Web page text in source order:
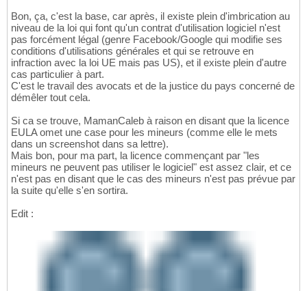
Bon, ça, c'est la base, car après, il existe plein d'imbrication au
niveau de la loi qui font qu'un contrat d'utilisation logiciel n'est
pas forcément légal (genre Facebook/Google qui modifie ses
conditions d'utilisations générales et qui se retrouve en
infraction avec la loi UE mais pas US), et il existe plein d'autre
cas particulier à part.
C'est le travail des avocats et de la justice du pays concerné de
démêler tout cela.
Si ca se trouve, MamanCaleb à raison en disant que la licence
EULA omet une case pour les mineurs (comme elle le mets
dans un screenshot dans sa lettre).
Mais bon, pour ma part, la licence commençant par "les
mineurs ne peuvent pas utiliser le logiciel" est assez clair, et ce
n'est pas en disant que le cas des mineurs n'est pas prévue par
la suite qu'elle s'en sortira.
Edit :